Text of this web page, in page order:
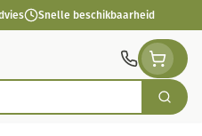
Snelle beschikbaarheid
Zoek